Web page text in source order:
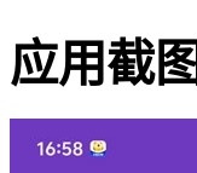
应用截图